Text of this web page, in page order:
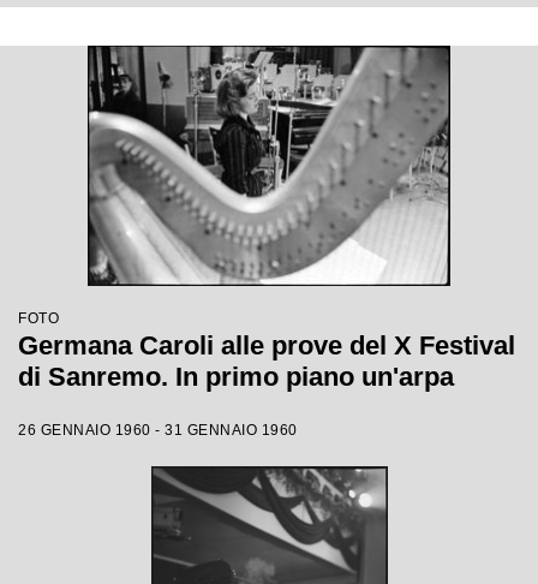
FOTO
Germana Caroli alle prove del X Festival
di Sanremo. In primo piano un'arpa
26 GENNAIO 1960 - 31 GENNAIO 1960